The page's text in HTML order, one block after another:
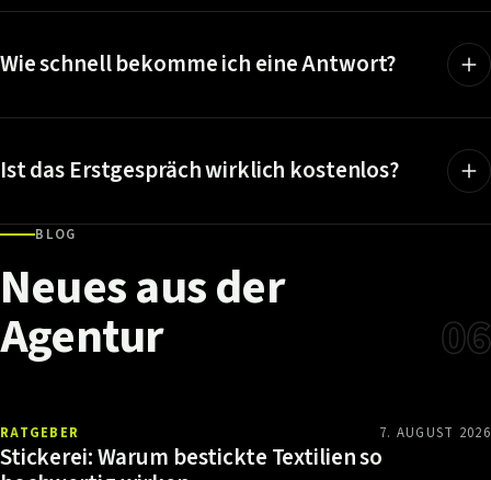
Wie schnell bekomme ich eine Antwort?
Ist das Erstgespräch wirklich kostenlos?
BLOG
Neuesausder
Agentur 06
RATGEBER 7. AUGUST 2026
Stickerei: Warum bestickte Textilien so